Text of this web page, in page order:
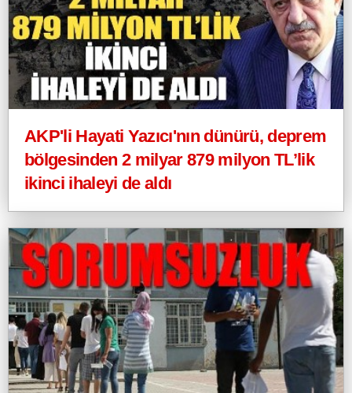
AKP'li Hayati Yazıcı'nın dünürü, deprem
bölgesinden 2 milyar 879 milyon TL’lik
ikinci ihaleyi de aldı